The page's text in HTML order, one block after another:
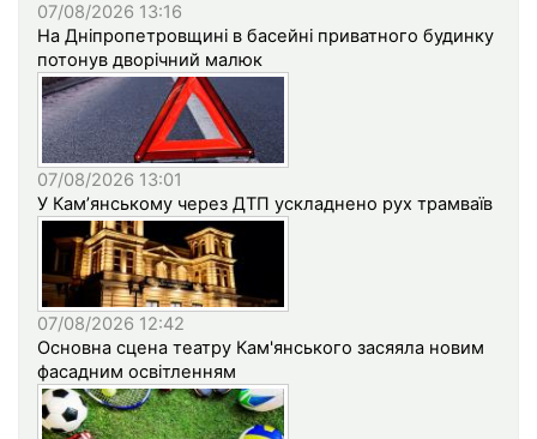
07/08/2026 13:16
На Дніпропетровщині в басейні приватного будинку
потонув дворічний малюк
07/08/2026 13:01
У Кам’янському через ДТП ускладнено рух трамваїв
07/08/2026 12:42
Основна сцена театру Кам'янського засяяла новим
фасадним освітленням